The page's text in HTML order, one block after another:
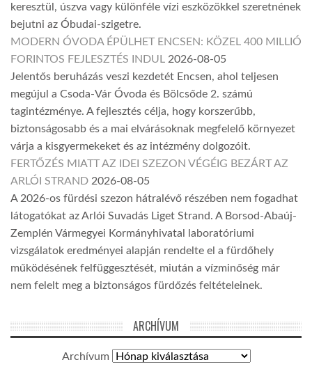
keresztül, úszva vagy különféle vízi eszközökkel szeretnének
bejutni az Óbudai-szigetre.
MODERN ÓVODA ÉPÜLHET ENCSEN: KÖZEL 400 MILLIÓ
FORINTOS FEJLESZTÉS INDUL 2026-08-05
Jelentős beruházás veszi kezdetét Encsen, ahol teljesen
megújul a Csoda-Vár Óvoda és Bölcsőde 2. számú
tagintézménye. A fejlesztés célja, hogy korszerűbb,
biztonságosabb és a mai elvárásoknak megfelelő környezet
várja a kisgyermekeket és az intézmény dolgozóit.
FERTŐZÉS MIATT AZ IDEI SZEZON VÉGÉIG BEZÁRT AZ
ARLÓI STRAND 2026-08-05
A 2026-os fürdési szezon hátralévő részében nem fogadhat
látogatókat az Arlói Suvadás Liget Strand. A Borsod-Abaúj-
Zemplén Vármegyei Kormányhivatal laboratóriumi
vizsgálatok eredményei alapján rendelte el a fürdőhely
működésének felfüggesztését, miután a vízminőség már
nem felelt meg a biztonságos fürdőzés feltételeinek.
ARCHÍVUM
Archívum